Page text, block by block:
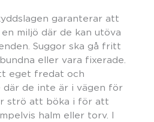
garanterar att
miljö där de kan utöva
Suggor ska gå fritt
eller vara fixerade.
eget fredat och
där de inte är i vägen för
strö att böka i för att
halm eller torv. I